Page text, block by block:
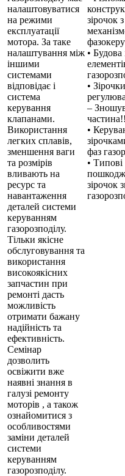
налаштовуватися
на режими
експлуатації
мотора. За таке
налаштування між
іншими
системами
відповідає і
система
керування
клапанами.
Використання
легких сплавів,
зменшення ваги
та розмірів
вливають на
ресурс та
навантаження
деталей системи
керуванням
газорозподілу.
Тільки якісне
обслуговування та
використання
високоякісних
запчастин при
ремонті дасть
можливість
отримати бажану
надійність та
ефективність.
Семінар
дозволить
освіжити вже
наявні знання в
галузі ремонту
моторів , а також
ознайомитися з
особливостями
заміни деталей
системи
керуванням
газорозподілу.
зірочок з
• Будова
• Зірочки
–
•
фаз
• Типові
зірочок